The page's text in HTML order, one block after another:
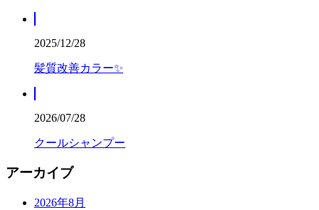
2025/12/28
髪質改善カラー✨
2026/07/28
クールシャンプー
アーカイブ
2026年8月